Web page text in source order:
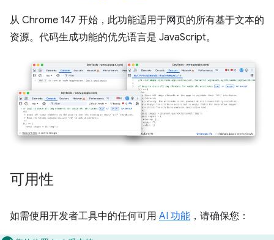
从 Chrome 147 开始，此功能适用于网页的所有基于文本的
资源。代码生成功能的优先语言是 JavaScript。
可用性
如需使用开发者工具中的任何可用 AI 功能 ，请确保您：